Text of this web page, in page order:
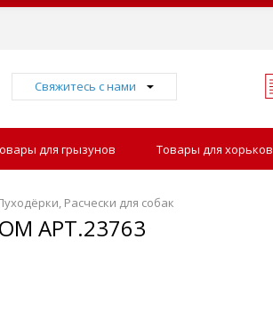
Свяжитесь с нами
для грызунов Товары для хорьков
Расчески для собак
АРТ.23763